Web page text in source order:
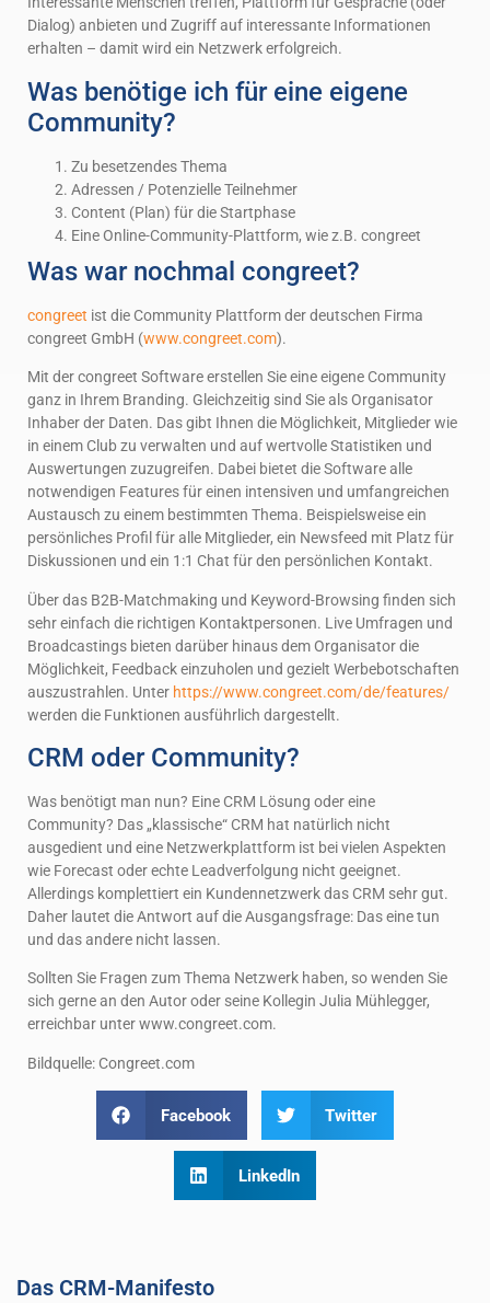
Dialog) anbieten und Zugriff auf interessante Informationen
erhalten – damit wird ein Netzwerk erfolgreich.
Was benötige ich für eine eigene
Community?
Zu besetzendes Thema
Adressen / Potenzielle Teilnehmer
Content (Plan) für die Startphase
Eine Online-Community-Plattform, wie z.B. congreet
Was war nochmal congreet?
congreet ist die Community Plattform der deutschen Firma
congreet GmbH (www.congreet.com).
Mit der congreet Software erstellen Sie eine eigene Community
ganz in Ihrem Branding. Gleichzeitig sind Sie als Organisator
Inhaber der Daten. Das gibt Ihnen die Möglichkeit, Mitglieder wie
in einem Club zu verwalten und auf wertvolle Statistiken und
Auswertungen zuzugreifen. Dabei bietet die Software alle
notwendigen Features für einen intensiven und umfangreichen
Austausch zu einem bestimmten Thema. Beispielsweise ein
persönliches Profil für alle Mitglieder, ein Newsfeed mit Platz für
Diskussionen und ein 1:1 Chat für den persönlichen Kontakt.
Über das B2B-Matchmaking und Keyword-Browsing finden sich
sehr einfach die richtigen Kontaktpersonen. Live Umfragen und
Broadcastings bieten darüber hinaus dem Organisator die
Möglichkeit, Feedback einzuholen und gezielt Werbebotschaften
auszustrahlen. Unter https://www.congreet.com/de/features/
werden die Funktionen ausführlich dargestellt.
CRM oder Community?
Was benötigt man nun? Eine CRM Lösung oder eine
Community? Das „klassische“ CRM hat natürlich nicht
ausgedient und eine Netzwerkplattform ist bei vielen Aspekten
wie Forecast oder echte Leadverfolgung nicht geeignet.
Allerdings komplettiert ein Kundennetzwerk das CRM sehr gut.
Daher lautet die Antwort auf die Ausgangsfrage: Das eine tun
und das andere nicht lassen.
Sollten Sie Fragen zum Thema Netzwerk haben, so wenden Sie
sich gerne an den Autor oder seine Kollegin Julia Mühlegger,
erreichbar unter www.congreet.com.
Bildquelle: Congreet.com
Facebook Twitter
LinkedIn
Das CRM-Manifesto